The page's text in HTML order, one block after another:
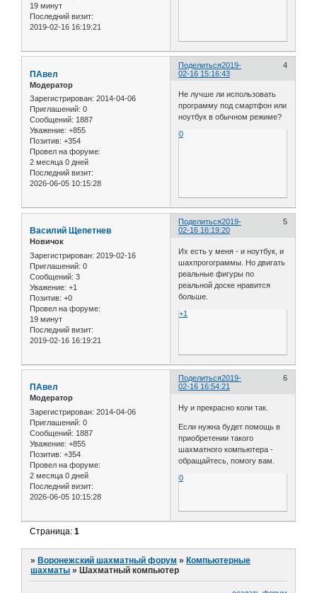
19 минут
Последний визит:
2019-02-16 16:19:21
Поделиться 4
2019-
02-16 15:16:43
ПАвел
Модератор
Зарегистрирован: 2014-04-06
Приглашений: 0
Сообщений: 1887
Уважение: +855
Позитив: +354
Провел на форуме:
2 месяца 0 дней
Последний визит:
2026-06-05 10:15:28
Не лучше ли использовать
программу под смартфон или
ноутбук в обычном режиме?
0
Поделиться 5
2019-
02-16 16:19:20
Василий Щепетнев
Новичок
Зарегистрирован: 2019-02-16
Приглашений: 0
Сообщений: 3
Уважение: +1
Позитив: +0
Провел на форуме:
19 минут
Последний визит:
2019-02-16 16:19:21
Их есть у меня - и ноутбук, и
шахпрогограммы. Но двигать
реальные фигуры по
реальной доске нравится
больше.
+1
Поделиться 6
2019-
02-16 16:54:21
ПАвел
Модератор
Зарегистрирован: 2014-04-06
Приглашений: 0
Сообщений: 1887
Уважение: +855
Позитив: +354
Провел на форуме:
2 месяца 0 дней
Последний визит:
2026-06-05 10:15:28
Ну и прекрасно коли так.
Если нужна будет помощь в
приобретении такого
шахматного компьютера -
обращайтесь, помогу вам.
0
Страница:1
» Воронежский шахматный форум » Компьютерные
шахматы » Шахматный компьютер